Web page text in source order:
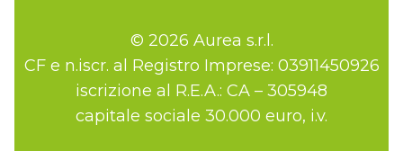
© 2026 Aurea s.r.l.
CF e n.iscr. al Registro Imprese: 03911450926
iscrizione al R.E.A.: CA – 305948
capitale sociale 30.000 euro, i.v.